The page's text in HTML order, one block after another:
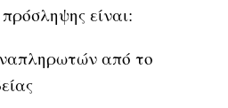
είναι:
από το